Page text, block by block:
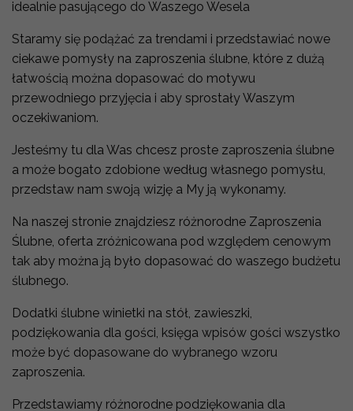
idealnie pasującego do Waszego Wesela
Staramy się podążać za trendami i przedstawiać nowe
ciekawe pomysły na zaproszenia ślubne, które z dużą
łatwością można dopasować do motywu
przewodniego przyjęcia i aby sprostały Waszym
oczekiwaniom.
Jesteśmy tu dla Was chcesz proste zaproszenia ślubne
a może bogato zdobione według własnego pomysłu,
przedstaw nam swoją wizję a My ją wykonamy.
Na naszej stronie znajdziesz różnorodne Zaproszenia
Ślubne, oferta zróżnicowana pod względem cenowym
tak aby można ją było dopasować do waszego budżetu
ślubnego.
Dodatki ślubne winietki na stół, zawieszki,
podziękowania dla gości, księga wpisów gości wszystko
może być dopasowane do wybranego wzoru
zaproszenia.
Przedstawiamy różnorodne podziękowania dla